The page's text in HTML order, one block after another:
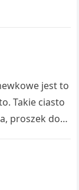
jest to
Takie ciasto
proszek do